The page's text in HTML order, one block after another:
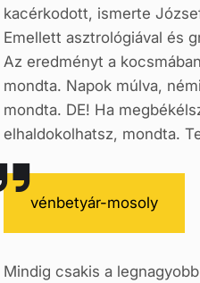
kacérkodott, ismerte
Emellett asztrológiával és
Az eredményt a
mondta. Napok múlva,
mondta. DE! Ha
elhaldokolhatsz, mondta.
vénbetyár-mosoly
Mindig csakis a